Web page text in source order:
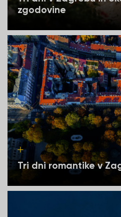
zgodovine
Tri dni romantike v